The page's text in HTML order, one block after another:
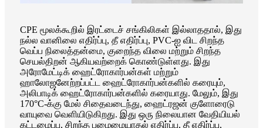
CPE மூலக்கூறில் இரட்டைச் சங்கிலிகள் இல்லாததால், இது
நல்ல வானிலை எதிர்ப்பு, தீ எதிர்ப்பு, PVC-ஐ விட சிறந்த
வெப்ப நிலைத்தன்மை, குறைந்த விலை மற்றும் சிறந்த
செயல்திறன் ஆகியவற்றைக் கொண்டுள்ளது. இது
அரோமேட்டிக் ஹைட்ரோகார்பன்கள் மற்றும்
ஹாலோஜனேற்றப்பட்ட ஹைட்ரோகார்பன்களில் கரையும்,
அலிபாடிக் ஹைட்ரோகார்பன்களில் கரையாது. மேலும், இது
170°C-க்கு மேல் சிதைவடைந்து, ஹைட்ரஜன் குளோரைடு
வாயுவை வெளியிடுகிறது. இது ஒரு நிலையான வேதியியல்
கட்டமைப்பு, சிறந்த பழைமையாதல் எதிர்ப்பு, தீ எதிர்ப்பு,